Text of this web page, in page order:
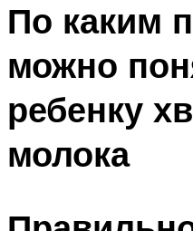
По каким
можно
ребенку
молока